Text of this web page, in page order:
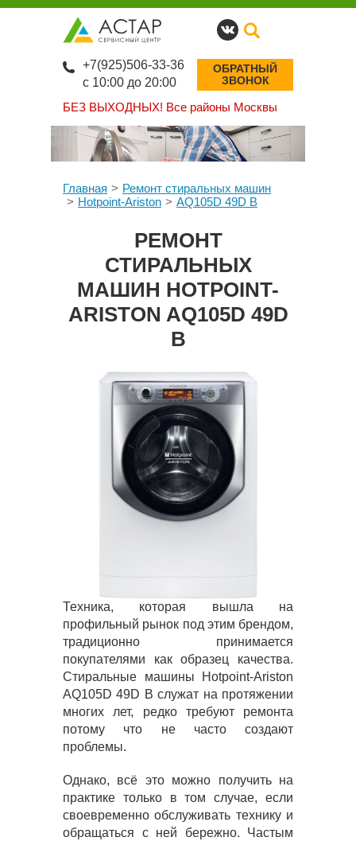
БЕЗ ВЫХОДНЫХ! Все районы Москвы
+7(925)506-33-36
с 10:00 до 20:00
ОБРАТНЫЙ
ЗВОНОК
Главная
Ремонт стиральных машин
Hotpoint-Ariston
AQ105D 49D B
РЕМОНТ
СТИРАЛЬНЫХ
МАШИН HOTPOINT-
ARISTON AQ105D 49D
B
Техника, которая вышла на
профильный рынок под этим брендом,
традиционно принимается
покупателями как образец качества.
Стиральные машины Hotpoint-Ariston
AQ105D 49D B служат на протяжении
многих лет, редко требуют ремонта
потому что не часто создают
проблемы.
Однако, всё это можно получить на
практике только в том случае, если
своевременно обслуживать технику и
обращаться с ней бережно. Частым